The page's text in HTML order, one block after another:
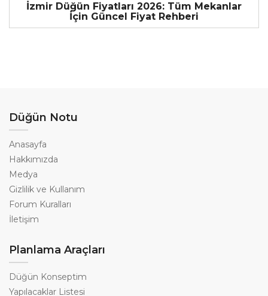
İzmir Düğün Fiyatları 2026: Tüm Mekanlar
İçin Güncel Fiyat Rehberi
Düğün Notu
Anasayfa
Hakkımızda
Medya
Gizlilik ve Kullanım
Forum Kuralları
İletişim
Planlama Araçları
Düğün Konseptim
Yapılacaklar Listesi